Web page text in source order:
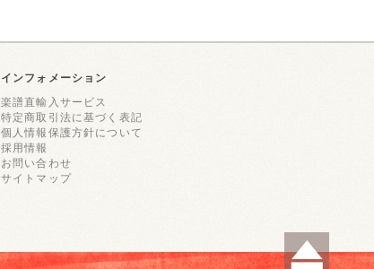
インフォメーション
楽譜直輸入サービス
特定商取引法に基づく表記
個人情報保護方針について
採用情報
お問い合わせ
サイトマップ